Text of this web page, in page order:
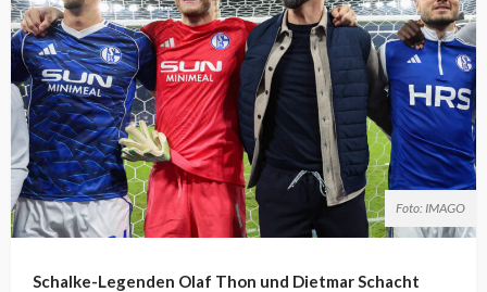
Foto: IMAGO
Schalke-Legenden Olaf Thon und Dietmar Schacht